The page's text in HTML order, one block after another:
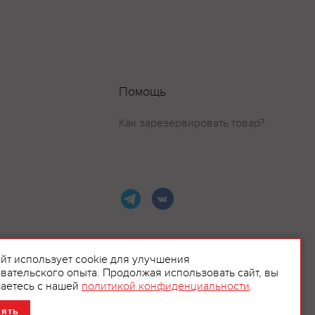
Помощь
Как зарезервировать товар?
использует cookie для улучшения
опыта. Продолжая использовать сайт, вы
с нашей политикой конфиденциальности.